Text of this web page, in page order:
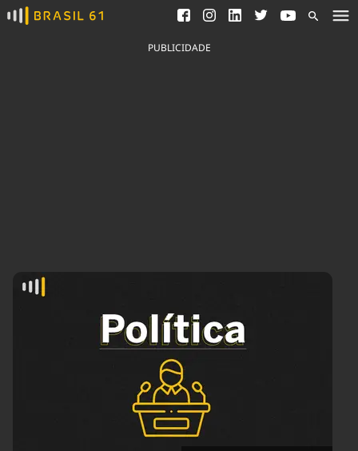
Ver todas as notícias
Saneamento
Indicadores
Agronegócios
Cultura
Economia
Educação
Infraestrutura
Internacional
Política
Saúde
PUBLICIDADE